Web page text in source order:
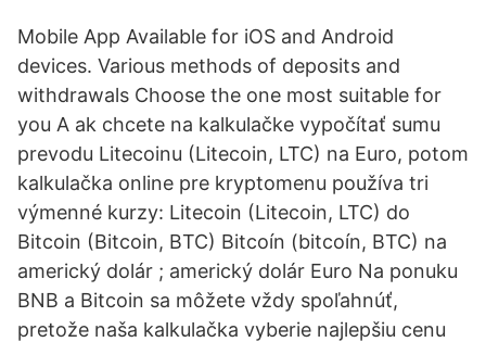
Mobile App Available for iOS and Android
devices. Various methods of deposits and
withdrawals Choose the one most suitable for
you A ak chcete na kalkulačke vypočítať sumu
prevodu Litecoinu (Litecoin, LTC) na Euro, potom
kalkulačka online pre kryptomenu používa tri
výmenné kurzy: Litecoin (Litecoin, LTC) do
Bitcoin (Bitcoin, BTC) Bitcoín (bitcoín, BTC) na
americký dolár ; americký dolár Euro Na ponuku
BNB a Bitcoin sa môžete vždy spoľahnúť,
pretože naša kalkulačka vyberie najlepšiu cenu